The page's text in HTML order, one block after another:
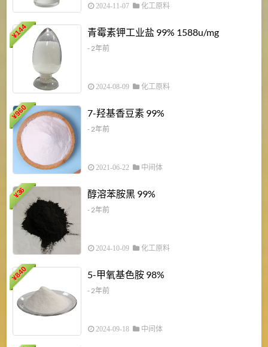
2024-11-07 化工原料
¥
144 青霉素钾工业盐 99% 1588u/mg
- 2年前
2024-08-09 化工原料
¥
960 7-羟基香豆素 99%
- 2年前
2021-06-22 中间体
¥
36 醇溶苯胺黑 99%
- 2年前
2024-10-09 化工原料
¥
840 5-甲氧基色胺 98%
- 2年前
2024-09-18 中间体